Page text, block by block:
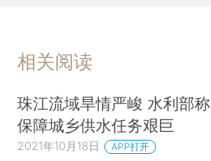
相关阅读
珠江流域旱情严峻 水利部称
保障城乡供水任务艰巨
2021年10月18日 APP打开